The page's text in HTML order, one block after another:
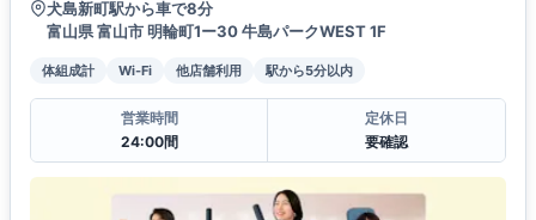
犬島新町駅から車で8分
富山県 富山市 明輪町1ー30 牛島パークWEST 1F
体組成計 Wi-Fi 他店舗利用 駅から5分以内
営業時間
24:00間
定休日
要確認